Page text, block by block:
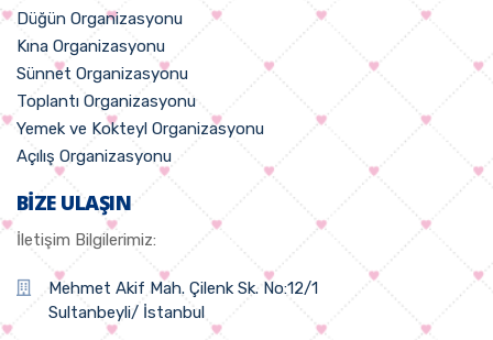
Düğün Organizasyonu
Kına Organizasyonu
Sünnet Organizasyonu
Toplantı Organizasyonu
Yemek ve Kokteyl Organizasyonu
Açılış Organizasyonu
BIZE ULAŞIN
İletişim Bilgilerimiz:
Mehmet Akif Mah. Çilenk Sk. No:12/1
Sultanbeyli/ İstanbul